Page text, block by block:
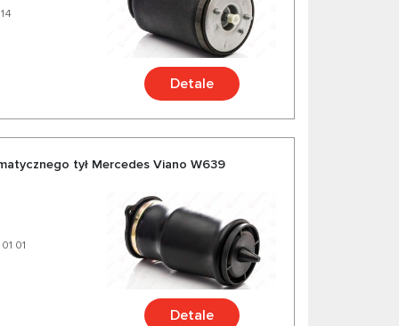
Detale
tył Mercedes Viano W639
01
Detale